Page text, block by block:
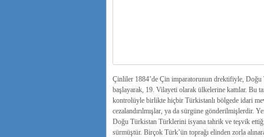
Çinliler 1884’de Çin imparatorunun drektifiyle, Doğu
başlayarak, 19. Vilayeti olarak ülkelerine kattılar. Bu
kontrolüyle birlikte hiçbir Türkistanlı bölgede idari
cezalandırılmışlar, ya da sürgüne gönderilmişlerdir.
Doğu Türkistan Türklerini isyana tahrik ve teşvik
sürmüştür. Birçok Türk’ün toprağı elinden zorla